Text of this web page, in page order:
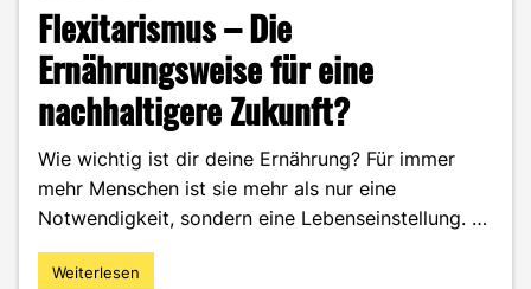
Flexitarismus – Die
Ernährungsweise für eine
nachhaltigere Zukunft?
Wie wichtig ist dir deine Ernährung? Für immer
mehr Menschen ist sie mehr als nur eine
Notwendigkeit, sondern eine Lebenseinstellung. …
"Flexitarismus
Weiterlesen